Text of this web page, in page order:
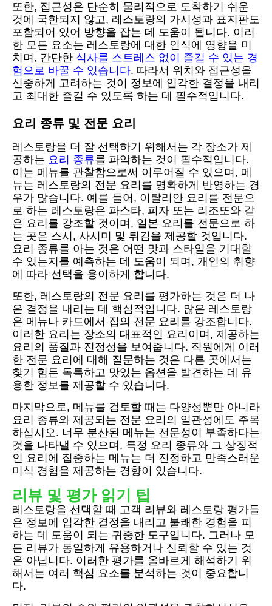
또한, 접근성은 단순히 물리적으로 도착하기 쉬운
것에 국한되지 않고, 레스토랑의 가시성과 표지판도
포함되어 있어 방향을 잡는 데 도움이 됩니다. 이러
한 모든 요소는 레스토랑에 대한 인식에 영향을 미
치며, 간단한 식사를 스트레스 없이 즐길 수 있는 경
험으로 바꿀 수 있습니다. 따라서 위치와 접근성을
신중하게 고려하는 것이 정보에 입각한 결정을 내리
고 최대한 즐길 수 있도록 하는 데 필수적입니다.
요리 종류 및 전문 요리
레스토랑을 더 잘 선택하기 위해서는 각 장소가 제
공하는 요리 종류를 파악하는 것이 필수적입니다.
이는 메뉴를 관찰함으로써 이루어질 수 있으며, 메
뉴는 레스토랑의 전문 요리를 명확하게 반영하는 경
우가 많습니다. 예를 들어, 이탈리안 요리를 전문으
로 하는 레스토랑은 파스타, 피자 또는 리조또와 같
은 요리를 강조할 것이며, 일본 요리를 전문으로 하
는 곳은 스시, 사시미 및 튀김을 제공할 것입니다.
요리 종류를 아는 것은 어떤 맛과 스타일을 기대할
수 있는지를 예측하는 데 도움이 되며, 개인의 취향
에 따라 선택을 용이하게 합니다.
또한, 레스토랑의 전문 요리를 평가하는 것은 더 나
은 결정을 내리는 데 핵심적입니다. 많은 레스토랑
은 메뉴나 카드에서 집의 전문 요리를 강조합니다.
이러한 요리는 장소의 대표적인 요리이며, 제공하는
요리의 품질과 진정성을 보여줍니다. 직원에게 이러
한 전문 요리에 대해 질문하는 것은 다른 곳에서는
찾기 힘든 독특하고 맛있는 옵션을 발견하는 데 유
용한 정보를 제공할 수 있습니다.
마지막으로, 메뉴를 검토할 때는 다양성뿐만 아니라
요리 종류와 제공되는 전문 요리의 일관성에도 주목
하십시오. 너무 분산된 메뉴는 전문성이 부족하다는
것을 나타낼 수 있으며, 특정 요리 종류와 그 상징적
인 요리에 집중하는 메뉴는 더 진정하고 만족스러운
미식 경험을 제공하는 경향이 있습니다.
리뷰 및 평가 읽기 팁
레스토랑을 선택할 때 고객 리뷰와 레스토랑 평가들
은 정보에 입각한 결정을 내리고 불쾌한 경험을 피
하는 데 도움이 되는 귀중한 도구입니다. 그러나 모
든 리뷰가 동일하게 유용하거나 신뢰할 수 있는 것
은 아닙니다. 이러한 평가를 올바르게 해석하기 위
해서는 여러 핵심 요소를 분석하는 것이 중요합니
다.